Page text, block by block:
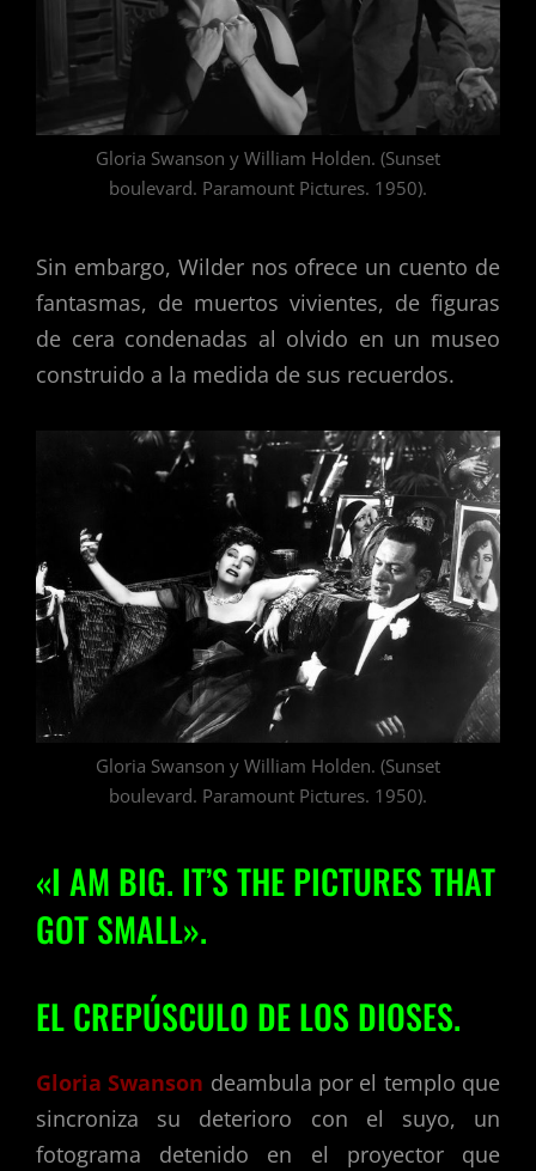
Gloria Swanson y William Holden. (Sunset
boulevard. Paramount Pictures. 1950).
Sin embargo, Wilder nos ofrece un cuento de
fantasmas, de muertos vivientes, de figuras
de cera condenadas al olvido en un museo
construido a la medida de sus recuerdos.
Gloria Swanson y William Holden. (Sunset
boulevard. Paramount Pictures. 1950).
«I AM BIG. IT’S THE PICTURES THAT
GOT SMALL».
EL CREPÚSCULO DE LOS DIOSES.
Gloria Swanson deambula por el templo que
sincroniza su deterioro con el suyo, un
fotograma detenido en el proyector que